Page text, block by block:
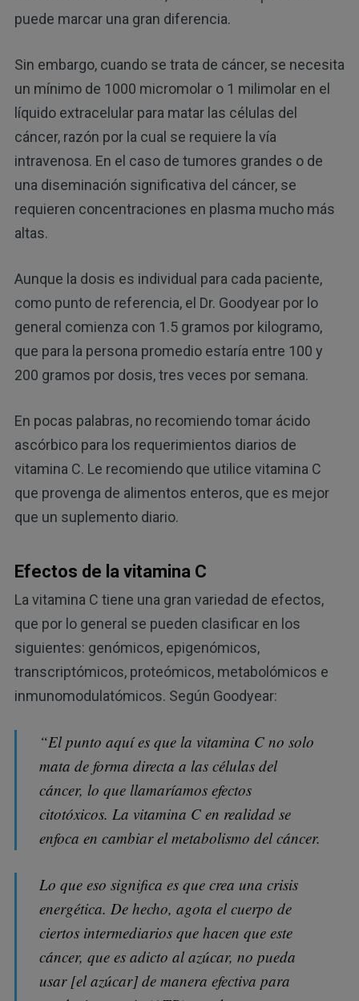
puede marcar una gran diferencia.
Sin embargo, cuando se trata de cáncer, se necesita
un mínimo de 1000 micromolar o 1 milimolar en el
líquido extracelular para matar las células del
cáncer, razón por la cual se requiere la vía
intravenosa. En el caso de tumores grandes o de
una diseminación significativa del cáncer, se
requieren concentraciones en plasma mucho más
altas.
Aunque la dosis es individual para cada paciente,
como punto de referencia, el Dr. Goodyear por lo
general comienza con 1.5 gramos por kilogramo,
que para la persona promedio estaría entre 100 y
200 gramos por dosis, tres veces por semana.
En pocas palabras, no recomiendo tomar ácido
ascórbico para los requerimientos diarios de
vitamina C. Le recomiendo que utilice vitamina C
que provenga de alimentos enteros, que es mejor
que un suplemento diario.
Efectos de la vitamina C
La vitamina C tiene una gran variedad de efectos,
que por lo general se pueden clasificar en los
siguientes: genómicos, epigenómicos,
transcriptómicos, proteómicos, metabolómicos e
inmunomodulatómicos. Según Goodyear:
“El punto aquí es que la vitamina C no solo
mata de forma directa a las células del
cáncer, lo que llamaríamos efectos
citotóxicos. La vitamina C en realidad se
enfoca en cambiar el metabolismo del cáncer.
Lo que eso significa es que crea una crisis
energética. De hecho, agota el cuerpo de
ciertos intermediarios que hacen que este
cáncer, que es adicto al azúcar, no pueda
usar [el azúcar] de manera efectiva para